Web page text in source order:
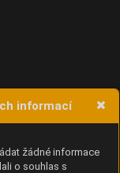
informací
žádné informace
o souhlas s